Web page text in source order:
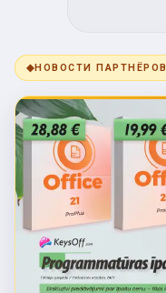
◆НОВОСТИ ПАРТНЁРОВ